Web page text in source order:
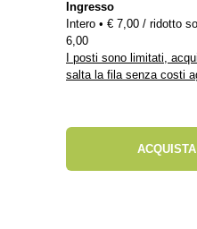
Ingresso
Intero • € 7,00 / ridotto
6,00
I posti sono limitati,
salta la fila senza costi